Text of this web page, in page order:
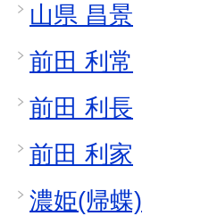
山県 昌景
前田 利常
前田 利長
前田 利家
濃姫(帰蝶)